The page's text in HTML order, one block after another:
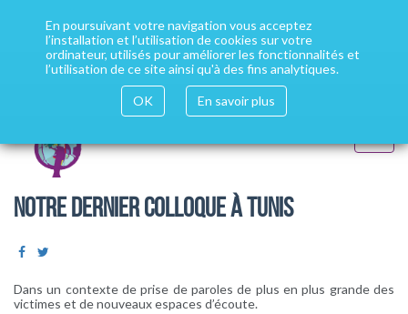
En poursuivant votre navigation vous acceptez
l’installation et l’utilisation de cookies sur votre
ordinateur, utilisés pour améliorer les fonctionnalités et
l’utilisation de ce site ainsi qu'à des fins analytiques.
OK En savoir plus
contenu
principal
Votre site "Psychologues du Monde" dans toutes les
langues
Installer google translate
NOTRE DERNIER COLLOQUE À TUNIS
Dans un contexte de prise de paroles de plus en plus grande des
victimes et de nouveaux espaces d’écoute.